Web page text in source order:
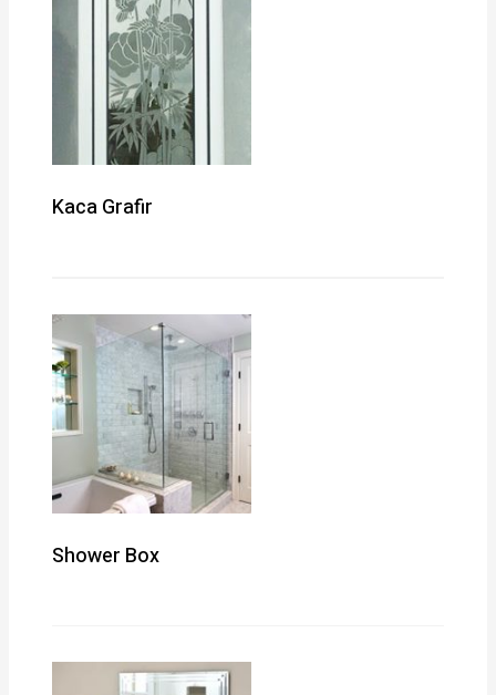
Kaca Grafir
Shower Box